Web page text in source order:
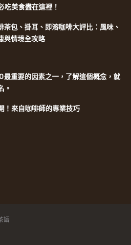
吃美食盡在這裡！
茶包、掛耳、即溶咖啡大評比：風味、
與情境全攻略
最重要的因素之一，了解這個概念，就
。
！來自咖啡師的專業技巧
語